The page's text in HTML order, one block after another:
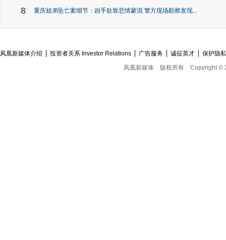
8 重庆姐弟坠亡案细节：凶手欲靠悲情蒙混 警方现场勘察发现...
凤凰新媒体介绍 投资者关系 Investor Relations 广告服务 诚征英才
保护隐
凤凰新媒体
版权所有 Copyright ©